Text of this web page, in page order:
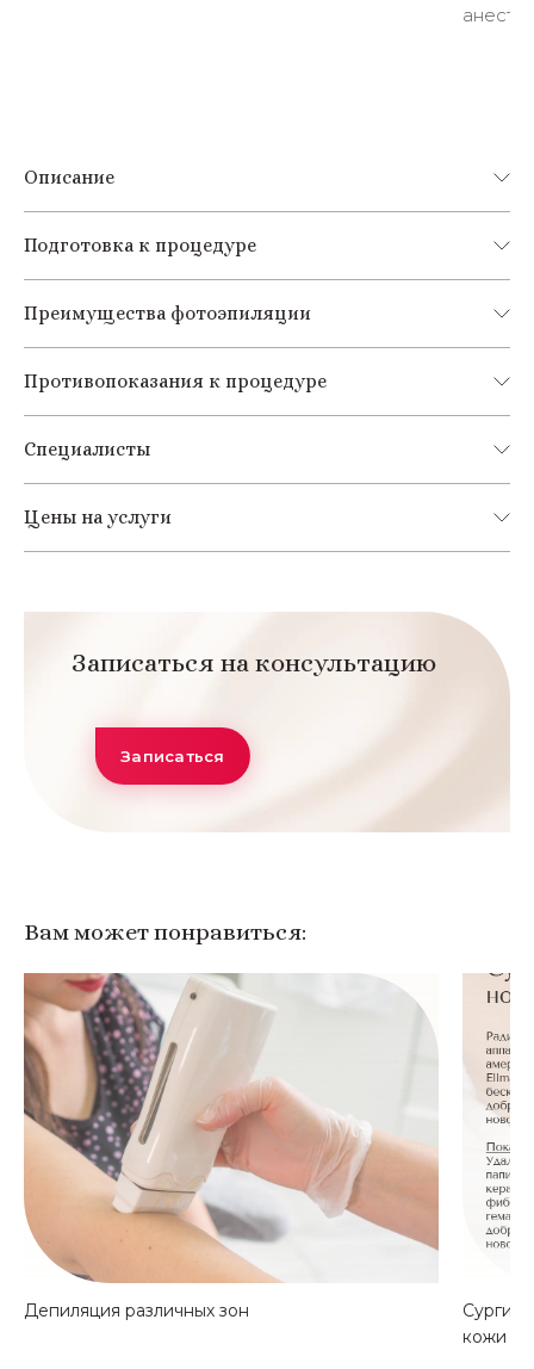
Описание
Подготовка к процедуре
Преимущества фотоэпиляции
Противопоказания к процедуре
Специалисты
Цены на услуги
Записаться на консультацию
Записаться
Вам может понравиться:
Депиляция различных зон
кожи